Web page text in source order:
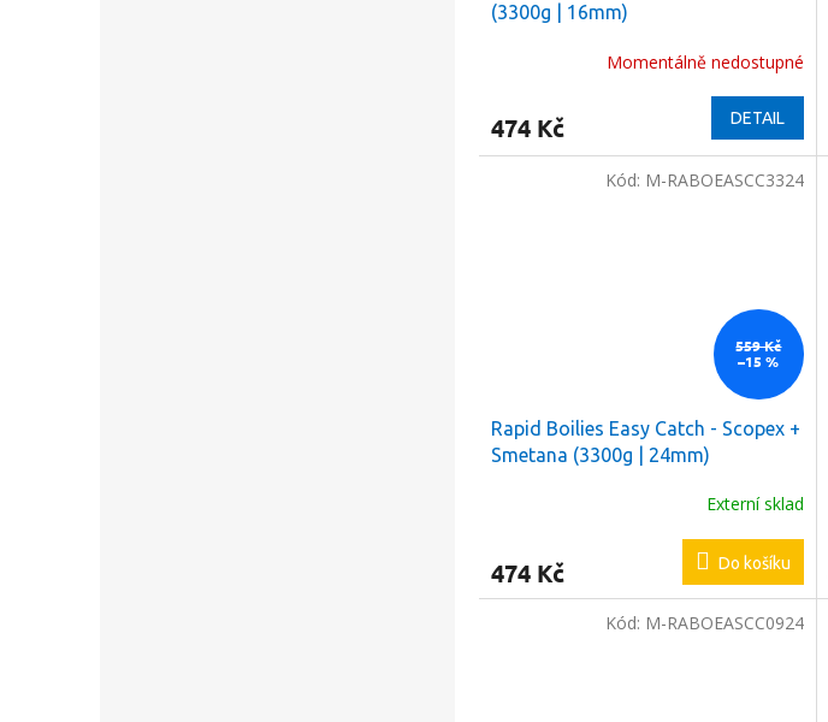
(3300g | 16mm)
Momentálně nedostupné
474 Kč DETAIL
559 Kč
–15 %
Rapid Boilies Easy Catch - Scopex +
Smetana (3300g | 24mm)
Externí sklad
474 Kč Do košíku
Kód: M-RABOEASCC3324
Kód: M-RABOEASCC0924